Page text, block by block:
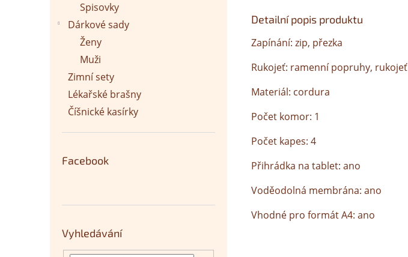
Spisovky
Dárkové sady
Ženy
Muži
Zimní sety
Lékařské brašny
Číšnické kasírky
Facebook
Vyhledávání
Detailní popis produktu
Zapínání: zip, přezka
Rukojeť: ramenní popruhy, rukojeť
Materiál: cordura
Počet komor: 1
Počet kapes: 4
Přihrádka na tablet: ano
Voděodolná membrána: ano
Vhodné pro formát A4: ano